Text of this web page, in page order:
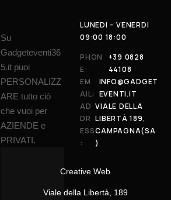
Su
Gadgeteventi36
5.it puoi
PERSONALIZZ
ARE tutto ciò
che vuoi per
AZIENDE e
PRIVATI.
Creative Web
Viale della Libertà, 189
LUNEDI - VENERDI
09:00 18:00
PHON
E:
+39 0828
44108
EM
AIL:
INFO@GADGET
EVENTI.IT
AD
DR
ESS
:
VIALE DELLA
LIBERTÀ 189,
CAMPAGNA(SA
)